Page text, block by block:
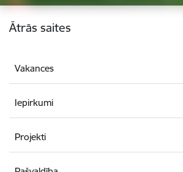
Kājene
Ātrās saites
Vakances
Iepirkumi
Projekti